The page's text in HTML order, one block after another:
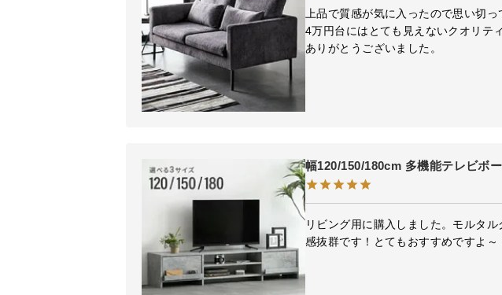
上品で質感が気に入ったので思い切っ
4万円台にはとても見えないクオリテ
ありがとうございました。
幅120/150/180cm 多機能テレビボ
リビング用に購入しました。モルタ
感抜群です！とてもおすすめですよ～